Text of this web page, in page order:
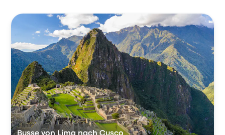
Busse von Lima nach Cusco